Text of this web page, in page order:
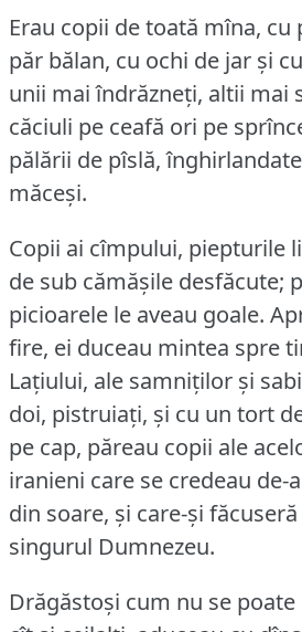
Erau copii de toată mîna, cu
păr bălan, cu ochi de jar și
unii mai îndrăzneți, altii mai
căciuli pe ceafă ori pe
pălării de pîslă,
măceși.
Copii ai cîmpului, piepturile
de sub cămășile desfăcute;
picioarele le aveau goale.
fire, ei duceau mintea spre
Lațiului, ale samniților și
doi, pistruiați, și cu un tort
pe cap, păreau copii ale
iranieni care se credeau
din soare, și care-și
singurul Dumnezeu.
Drăgăstoși cum nu se